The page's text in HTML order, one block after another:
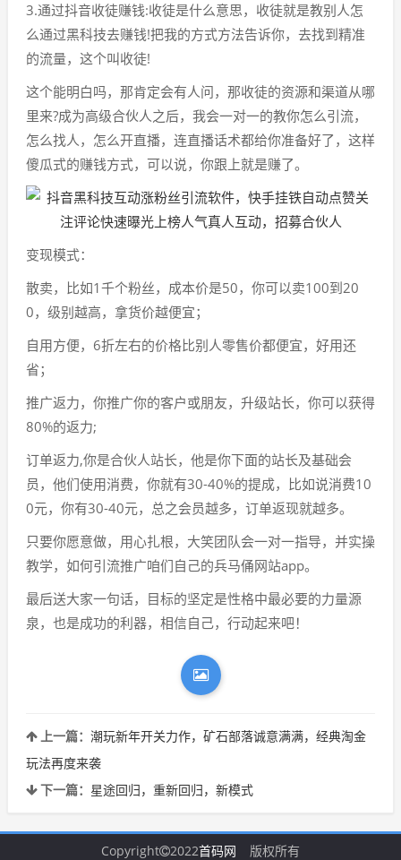
3.通过抖音收徒赚钱:收徒是什么意思，收徒就是教别人怎
么通过黑科技去赚钱!把我的方式方法告诉你，去找到精准
的流量，这个叫收徒!
这个能明白吗，那肯定会有人问，那收徒的资源和渠道从哪
里来?成为高级合伙人之后，我会一对一的教你怎么引流，
怎么找人，怎么开直播，连直播话术都给你准备好了，这样
傻瓜式的赚钱方式，可以说，你跟上就是赚了。
变现模式：
散卖，比如1千个粉丝，成本价是50，你可以卖100到20
0，级别越高，拿货价越便宜；
自用方便，6折左右的价格比别人零售价都便宜，好用还
省；
推广返力，你推广你的客户或朋友，升级站长，你可以获得
80%的返力;
订单返力,你是合伙人站长，他是你下面的站长及基础会
员，他们使用消费，你就有30-40%的提成，比如说消费10
0元，你有30-40元，总之会员越多，订单返现就越多。
只要你愿意做，用心扎根，大笑团队会一对一指导，并实操
教学，如何引流推广咱们自己的兵马俑网站app。
最后送大家一句话，目标的坚定是性格中最必要的力量源
泉，也是成功的利器，相信自己，行动起来吧！
上一篇： 潮玩新年开关力作，矿石部落诚意满满，经典淘金
玩法再度来袭
下一篇： 星途回归，重新回归，新模式
Copyright 2022首码网 版权所有